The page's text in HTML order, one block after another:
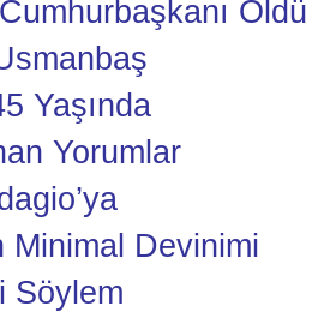
Öldü
Yaşında
Yorumlar
Minimal Devinimi
Söylem